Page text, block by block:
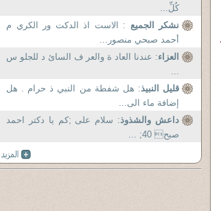
كُلِّ...
نشكر الجميع : الاست اذ الدكت ور الكري م
أحمد صبحي منصور...
العزاء: عندنا العاد ة والعر ف السائ د للجلو س
...
قليل النبيذ: هل شفطة من النبي ذ حرام . هل
إضافة ماء الى...
داعش والشذوذ: سلام علی ;کم یا دکتر احمد
صبح 40; ...